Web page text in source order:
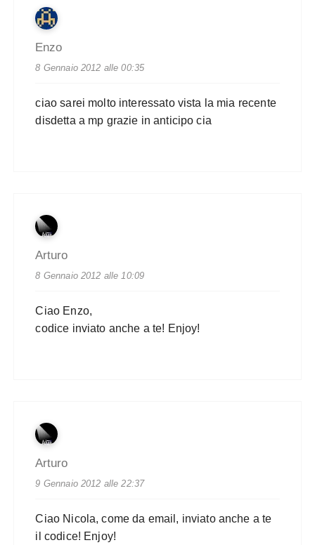
Enzo
8 Gennaio 2012 alle 00:35
ciao sarei molto interessato vista la mia recente
disdetta a mp grazie in anticipo cia
Arturo
8 Gennaio 2012 alle 10:09
Ciao Enzo,
codice inviato anche a te! Enjoy!
Arturo
9 Gennaio 2012 alle 22:37
Ciao Nicola, come da email, inviato anche a te
il codice! Enjoy!